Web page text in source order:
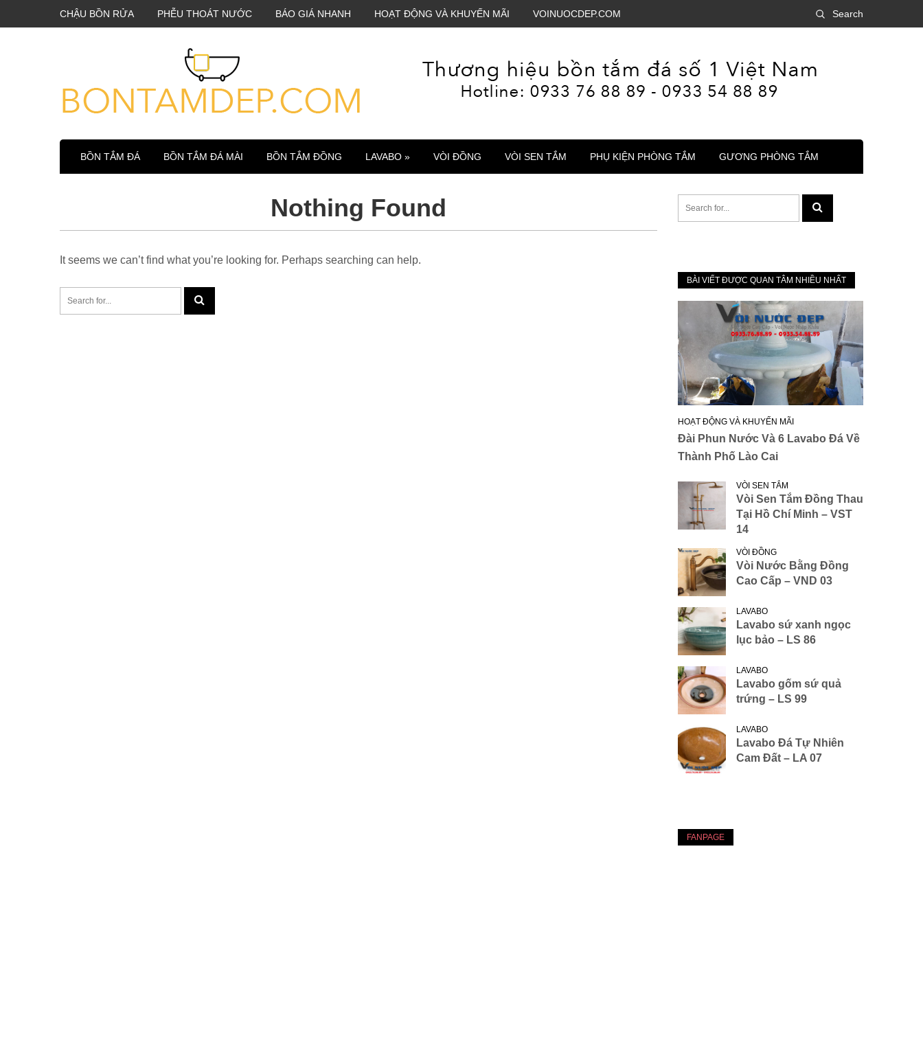
CHẬU BỒN RỬA PHỄU THOÁT NƯỚC BÁO GIÁ NHANH HOẠT ĐỘNG VÀ KHUYẾN MÃI VOINUOCDEP.COM Search
BỒN TẮM ĐÁ BỒN TẮM ĐÁ MÀI BỒN TẮM ĐỒNG LAVABO » VÒI ĐỒNG VÒI SEN TẮM PHỤ KIỆN PHÒNG TẮM GƯƠNG PHÒNG TẮM
Nothing Found
It seems we can’t find what you’re looking for. Perhaps searching can help.
BÀI VIẾT ĐƯỢC QUAN TÂM NHIỀU NHẤT
HOẠT ĐỘNG VÀ KHUYẾN MÃI
Đài Phun Nước Và 6 Lavabo Đá Về
Thành Phố Lào Cai
VÒI SEN TẮM
Vòi Sen Tắm Đồng Thau
Tại Hồ Chí Minh – VST
14
VÒI ĐỒNG
Vòi Nước Bằng Đồng
Cao Cấp – VND 03
LAVABO
Lavabo sứ xanh ngọc
lục bảo – LS 86
LAVABO
Lavabo gốm sứ quả
trứng – LS 99
LAVABO
Lavabo Đá Tự Nhiên
Cam Đất – LA 07
FANPAGE